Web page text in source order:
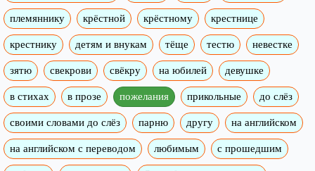
племяннику крёстной крёстному крестнице
крестнику детям и внукам тёще тестю невестке
зятю свекрови свёкру на юбилей девушке
в стихах в прозе пожелания прикольные до слёз
своими словами до слёз парню другу на английском
на английском с переводом любимым с прошедшим